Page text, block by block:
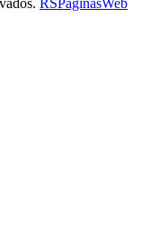
RSPaginasWeb